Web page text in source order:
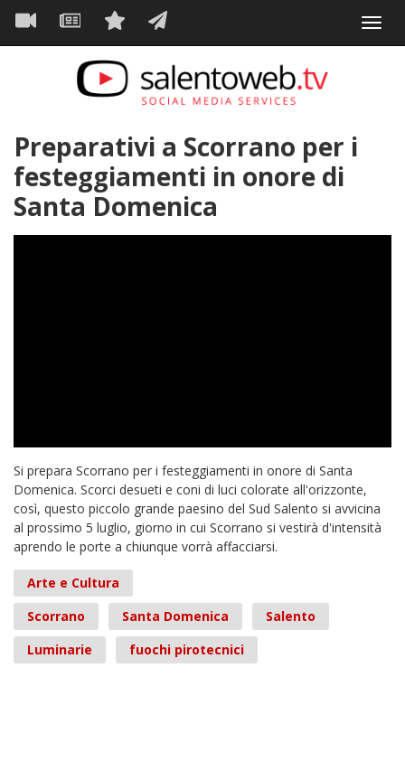
Salta
contenuto
Navigazione
principale
Preparativi a Scorrano per i
festeggiamenti in onore di
Santa Domenica
Si prepara Scorrano per i festeggiamenti in onore di Santa
Domenica. Scorci desueti e coni di luci colorate all'orizzonte,
così, questo piccolo grande paesino del Sud Salento si avvicina
al prossimo 5 luglio, giorno in cui Scorrano si vestirà d'intensità
aprendo le porte a chiunque vorrà affacciarsi.
Arte e Cultura
Scorrano
Santa Domenica
Salento
Luminarie
fuochi pirotecnici